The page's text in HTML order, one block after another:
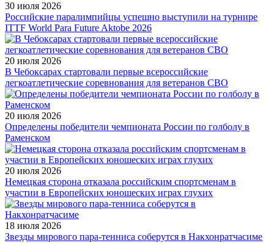
30 июля 2026
Российские паралимпийцы успешно выступили на турнире
ITTF World Para Future Aktobe 2026
20 июля 2026
В Чебоксарах стартовали первые всероссийские
легкоатлетические соревнования для ветеранов СВО
20 июля 2026
Определены победители чемпионата России по голболу в
Раменском
20 июля 2026
Немецкая сторона отказала российским спортсменам в
участии в Европейских юношеских играх глухих
18 июля 2026
Звезды мирового пара-тенниса соберутся в Накхонратчасиме